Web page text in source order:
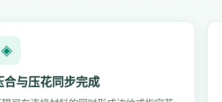
◈
合与压花同步完成